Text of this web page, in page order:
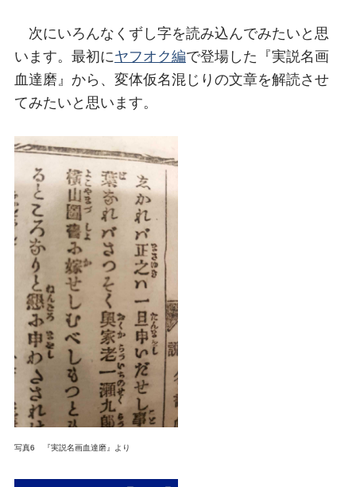
次にいろんなくずし字を読み込んでみたいと思
います。最初にヤフオク編で登場した『実説名画
血達磨』から、変体仮名混じりの文章を解読させ
てみたいと思います。
写真6 『実説名画血達磨』より